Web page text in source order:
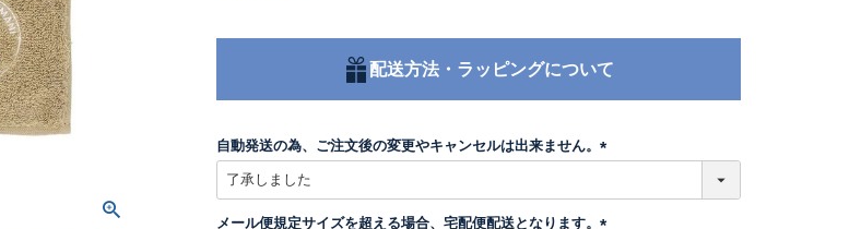
配送方法・ラッピングについて
自動発送の為、ご注文後の変更やキャンセルは出来ません。
メール便規定サイズを超える場合、宅配便配送となります。